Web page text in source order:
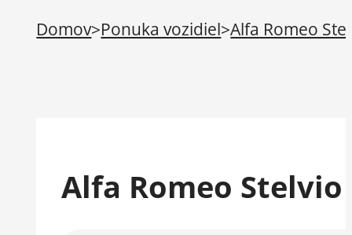
Domov>Ponuka vozidiel>Alfa Romeo
Alfa Romeo Stelvio